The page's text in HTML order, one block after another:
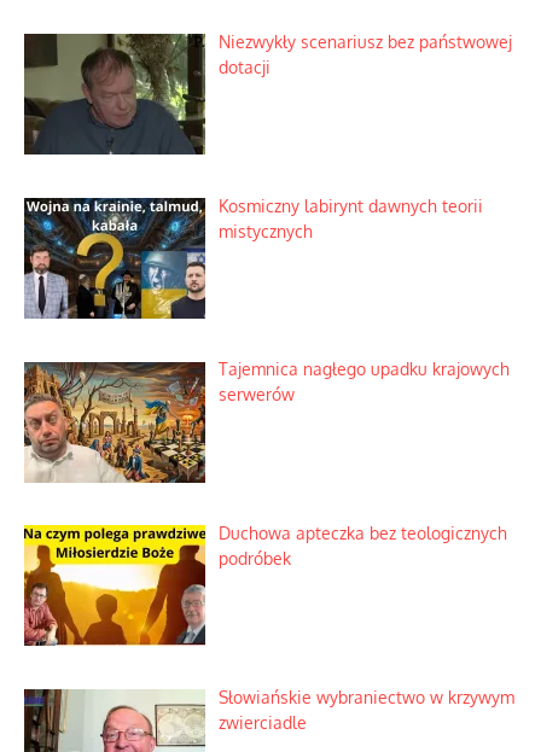
Niezwykły scenariusz bez państwowej
dotacji
Kosmiczny labirynt dawnych teorii
mistycznych
Tajemnica nagłego upadku krajowych
serwerów
Duchowa apteczka bez teologicznych
podróbek
Słowiańskie wybraniectwo w krzywym
zwierciadle